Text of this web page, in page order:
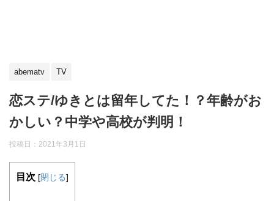
abematv TV
恋ステ/ゆきとは留年してた！？年齢がお
かしい？中学や高校が判明！
投稿日： 2021年3月1日
目次 [閉じる]